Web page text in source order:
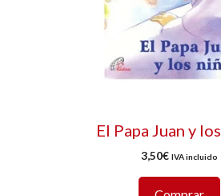
El Papa Juan y
3,50€ IVA incluido